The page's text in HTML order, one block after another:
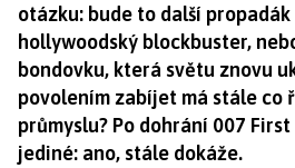
otázku: bude to další
hollywoodský blockbuster,
bondovku, která světu znovu
povolením zabíjet má stále co
průmyslu? Po dohrání 007
jediné: ano, stále dokáže.